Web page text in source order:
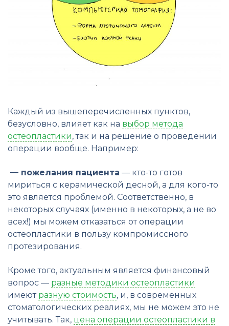
Каждый из вышеперечисленных пунктов,
безусловно, влияет как на выбор метода
остеопластики, так и на решение о проведении
операции вообще. Например:
— пожелания пациента — кто-то готов
мириться с керамической десной, а для кого-то
это является проблемой. Соответственно, в
некоторых случаях (именно в некоторых, а не во
всех!) мы можем отказаться от операции
остеопластики в пользу компромиссного
протезирования.
Кроме того, актуальным является финансовый
вопрос — разные методики остеопластики
имеют разную стоимость, и, в современных
стоматологических реалиях, мы не можем это не
учитывать. Так, цена операции остеопластики в